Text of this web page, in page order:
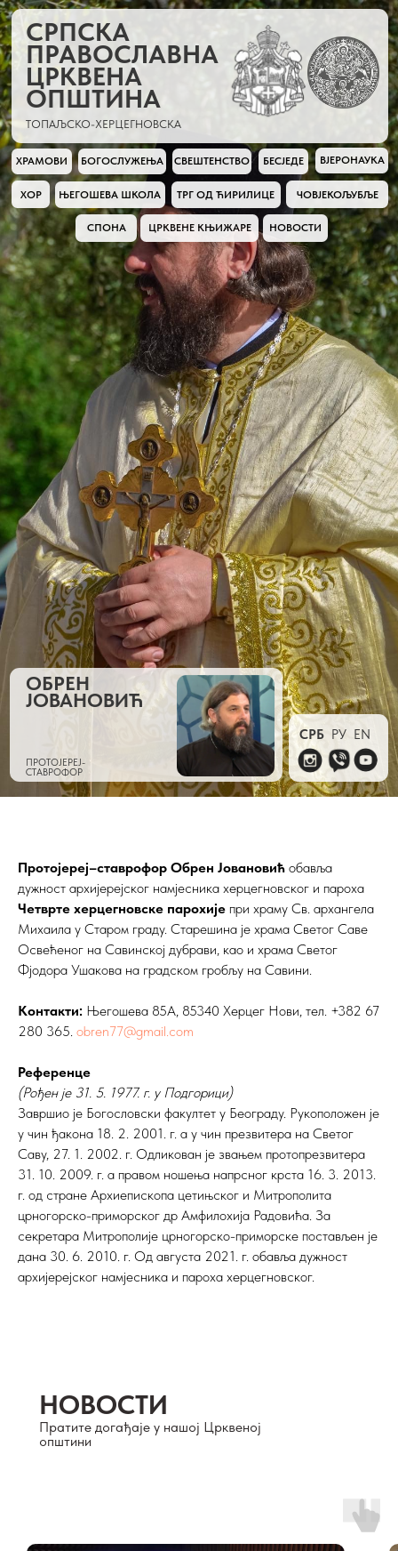
ОБРЕН
ЈОВАНОВИЋ
ПРОТОЈЕРЕЈ-
РУ
СРБ EN
СРПСКА
ПРАВОСЛАВНА
ЦРКВЕНА
ОПШТИНА
НОВОСТИ
СВЕШТЕНСТВО
ХРАМОВИ БОГОСЛУЖЕЊА
ЧОВЈЕКОЉУБЉЕ
БЕСЈЕДЕ ВЈЕРОНАУКА
ХОР ЊЕГОШЕВА ШКОЛА ТРГ ОД ЋИРИЛИЦЕ
ЦРКВЕНЕ КЊИЖАРЕ
СПОНА
Протојереј–ставрофор Обрен Јовановић обавља
дужност архијерејског намјесника херцегновског и пароха
Четврте херцегновске парохије при храму Св. архангела
Михаила у Старом граду. Старешина је храма Светог Саве
Освећеног на Савинској дубрави, као и храма Светог
Фјодора Ушакова на градском гробљу на Савини.
Контакти: Његошева 85А, 85340 Херцег Нови, тел. +382 67
280 365. obren77@gmail.com
Референце
(Рођен је 31. 5. 1977. г. у Подгорици)
Завршио је Богословски факултет у Београду. Рукоположен је
у чин ђакона 18. 2. 2001. г. а у чин презвитера на Светог
Саву, 27. 1. 2002. г. Одликован је звањем протопрезвитера
31. 10. 2009. г. а правом ношења напрсног крста 16. 3. 2013.
г. од стране Архиепископа цетињског и Митрополита
црногорско-приморског др Амфилохија Радовића. За
секретара Митрополије црногорско-приморске постављен је
дана 30. 6. 2010. г. Од августа 2021. г. обавља дужност
архијерејског намјесника и пароха херцегновског.
НОВОСТИ
Пратите догађаје у нашој Црквеној
општини